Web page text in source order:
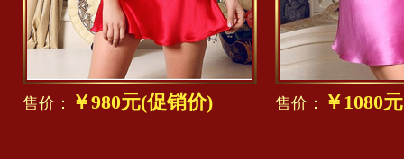
售价： ￥980元(促销价) 售价： ￥1080